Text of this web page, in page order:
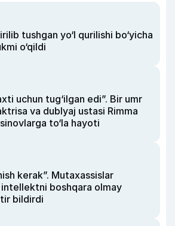
tushgan yo‘l qurilishi bo‘yicha
o‘qildi
uchun tug‘ilgan edi”. Bir umr
va dublyaj ustasi Rimma
to‘la hayoti
kerak”. Mutaxassislar
intellektni boshqara olmay
bildirdi